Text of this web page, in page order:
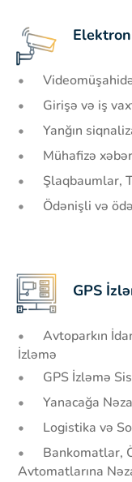
Girişə və iş
Yanğın
Mühafizə
Şlaqbaumlar,
Ödənişli və
GPS
Avtoparkın
İzləmə
GPS İzləmə
Yanacağa
Logistika və
Bankomatlar,
Avtomatlarına